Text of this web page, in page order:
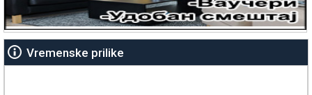
Vremenske prilike